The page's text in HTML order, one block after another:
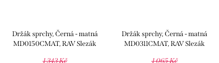
Držák sprchy, Černá - matná
MD0150CMAT, RAV Slezák
1 343 Kč
Držák sprchy, Černá - matná
MD0311CMAT, RAV Slezák
1 065 Kč